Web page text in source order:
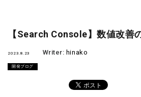
【Search Console】数値改善
2023.8.23 Writer: hinako
開発ブログ